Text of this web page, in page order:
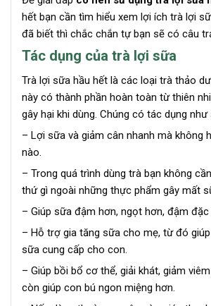
hết bạn cần tìm hiểu xem lợi ích trà lợi
đã biết thì chắc chắn tự bạn sẽ có câu
Tác dụng của trà lợi sữa
Trà lợi sữa hầu hết là các loại trà thảo
này có thành phần hoàn toàn từ thiên
gây hại khi dùng. Chúng có tác dụng như
– Lợi sữa và giảm cân nhanh mà không
nào.
– Trong quá trình dùng trà bạn không
thứ gì ngoài những thực phẩm gây mất
– Giúp sữa đậm hơn, ngọt hơn, đậm đặc
– Hỗ trợ gia tăng sữa cho mẹ, từ đó
sữa cung cấp cho con.
– Giúp bồi bổ cơ thể, giải khát, giảm
còn giúp con bú ngon miệng hơn.